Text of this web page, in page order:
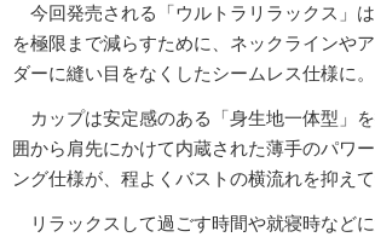
今回発売される「ウルトラリラックス」
を極限まで減らすために、ネックラインや
ダーに縫い目をなくしたシームレス仕様に。
カップは安定感のある「身生地一体型」
囲から肩先にかけて内蔵された薄手のパワ
ング仕様が、程よくバストの横流れを抑えて
リラックスして過ごす時間や就寝時など